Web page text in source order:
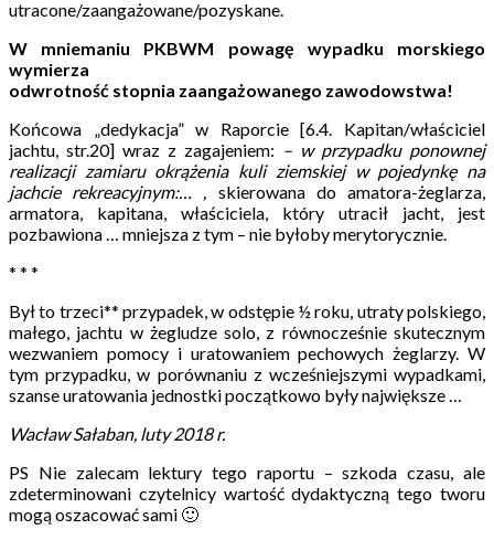
utracone/zaangażowane/pozyskane.
W mniemaniu PKBWM powagę wypadku morskiego
wymierza
odwrotność stopnia zaangażowanego zawodowstwa!
Końcowa „dedykacja” w Raporcie [6.4. Kapitan/właściciel
jachtu, str.20] wraz z zagajeniem: – w przypadku ponownej
realizacji zamiaru okrążenia kuli ziemskiej w pojedynkę na
jachcie rekreacyjnym:…
, skierowana do amatora-żeglarza,
armatora, kapitana, właściciela, który utracił jacht, jest
pozbawiona … mniejsza z tym – nie byłoby merytorycznie.
* * *
Był to trzeci** przypadek, w odstępie ½ roku, utraty polskiego,
małego, jachtu w żegludze solo, z równocześnie skutecznym
wezwaniem pomocy i uratowaniem pechowych żeglarzy. W
tym przypadku, w porównaniu z wcześniejszymi wypadkami,
szanse uratowania jednostki początkowo były największe …
Wacław Sałaban, luty 2018 r.
PS Nie zalecam lektury tego raportu – szkoda czasu, ale
zdeterminowani czytelnicy wartość dydaktyczną tego tworu
mogą oszacować sami 🙂